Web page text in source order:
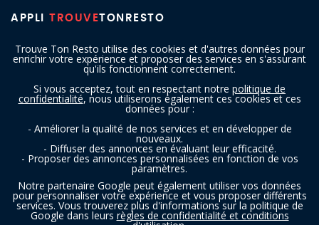
Trouve Ton Resto utilise des cookies et d'autres données pour
enrichir votre expérience et proposer des services en s'assurant
qu'ils fonctionnent correctement.
Si vous acceptez, tout en respectant notre politique de
confidentialité, nous utiliserons également ces cookies et ces
données pour :
- Améliorer la qualité de nos services et en développer de
nouveaux.
- Diffuser des annonces en évaluant leur efficacité.
- Proposer des annonces personnalisées en fonction de vos
paramètres.
Notre partenaire Google peut également utiliser vos données
pour personnaliser votre expérience et vous proposer différents
services. Vous trouverez plus d'informations sur la politique de
Google dans leurs règles de confidentialité et conditions
APPLI TROUVETONRESTO
SUIVEZ-NOUS
Copyright © 2016 - 2026 trouvetonresto.be ‐ Tous droits réservés | JDC